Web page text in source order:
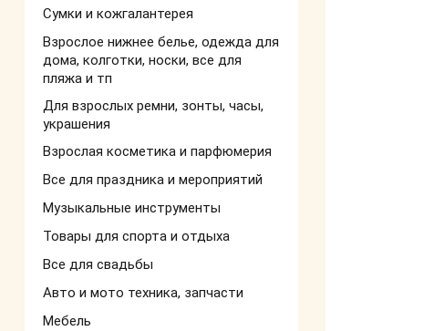
Сумки и кожгалантерея
Взрослое нижнее белье, одежда для
дома, колготки, носки, все для
пляжа и тп
Для взрослых ремни, зонты, часы,
украшения
Взрослая косметика и парфюмерия
Все для праздника и мероприятий
Музыкальные инструменты
Товары для спорта и отдыха
Все для свадьбы
Авто и мото техника, запчасти
Мебель